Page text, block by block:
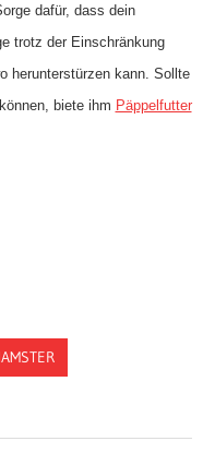
dafür, dass dein
trotz der Einschränkung
herunterstürzen kann. Sollte
biete ihm Päppelfutter